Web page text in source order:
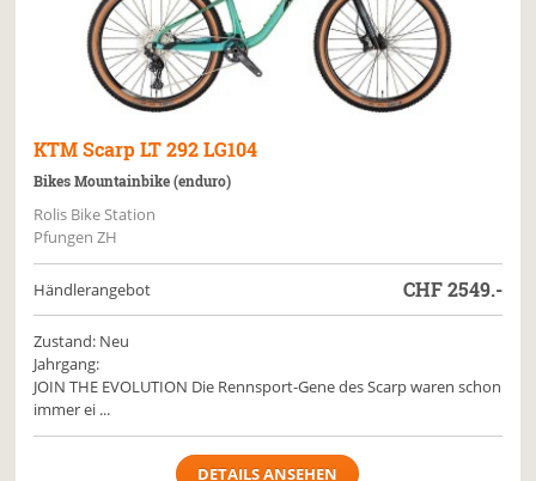
KTM Scarp LT 292 LG104
Bikes Mountainbike (enduro)
Rolis Bike Station
Pfungen ZH
Händlerangebot CHF2549.-
Zustand: Neu
Jahrgang:
JOIN THE EVOLUTION Die Rennsport-Gene des Scarp waren schon
immer ei ...
DETAILS ANSEHEN